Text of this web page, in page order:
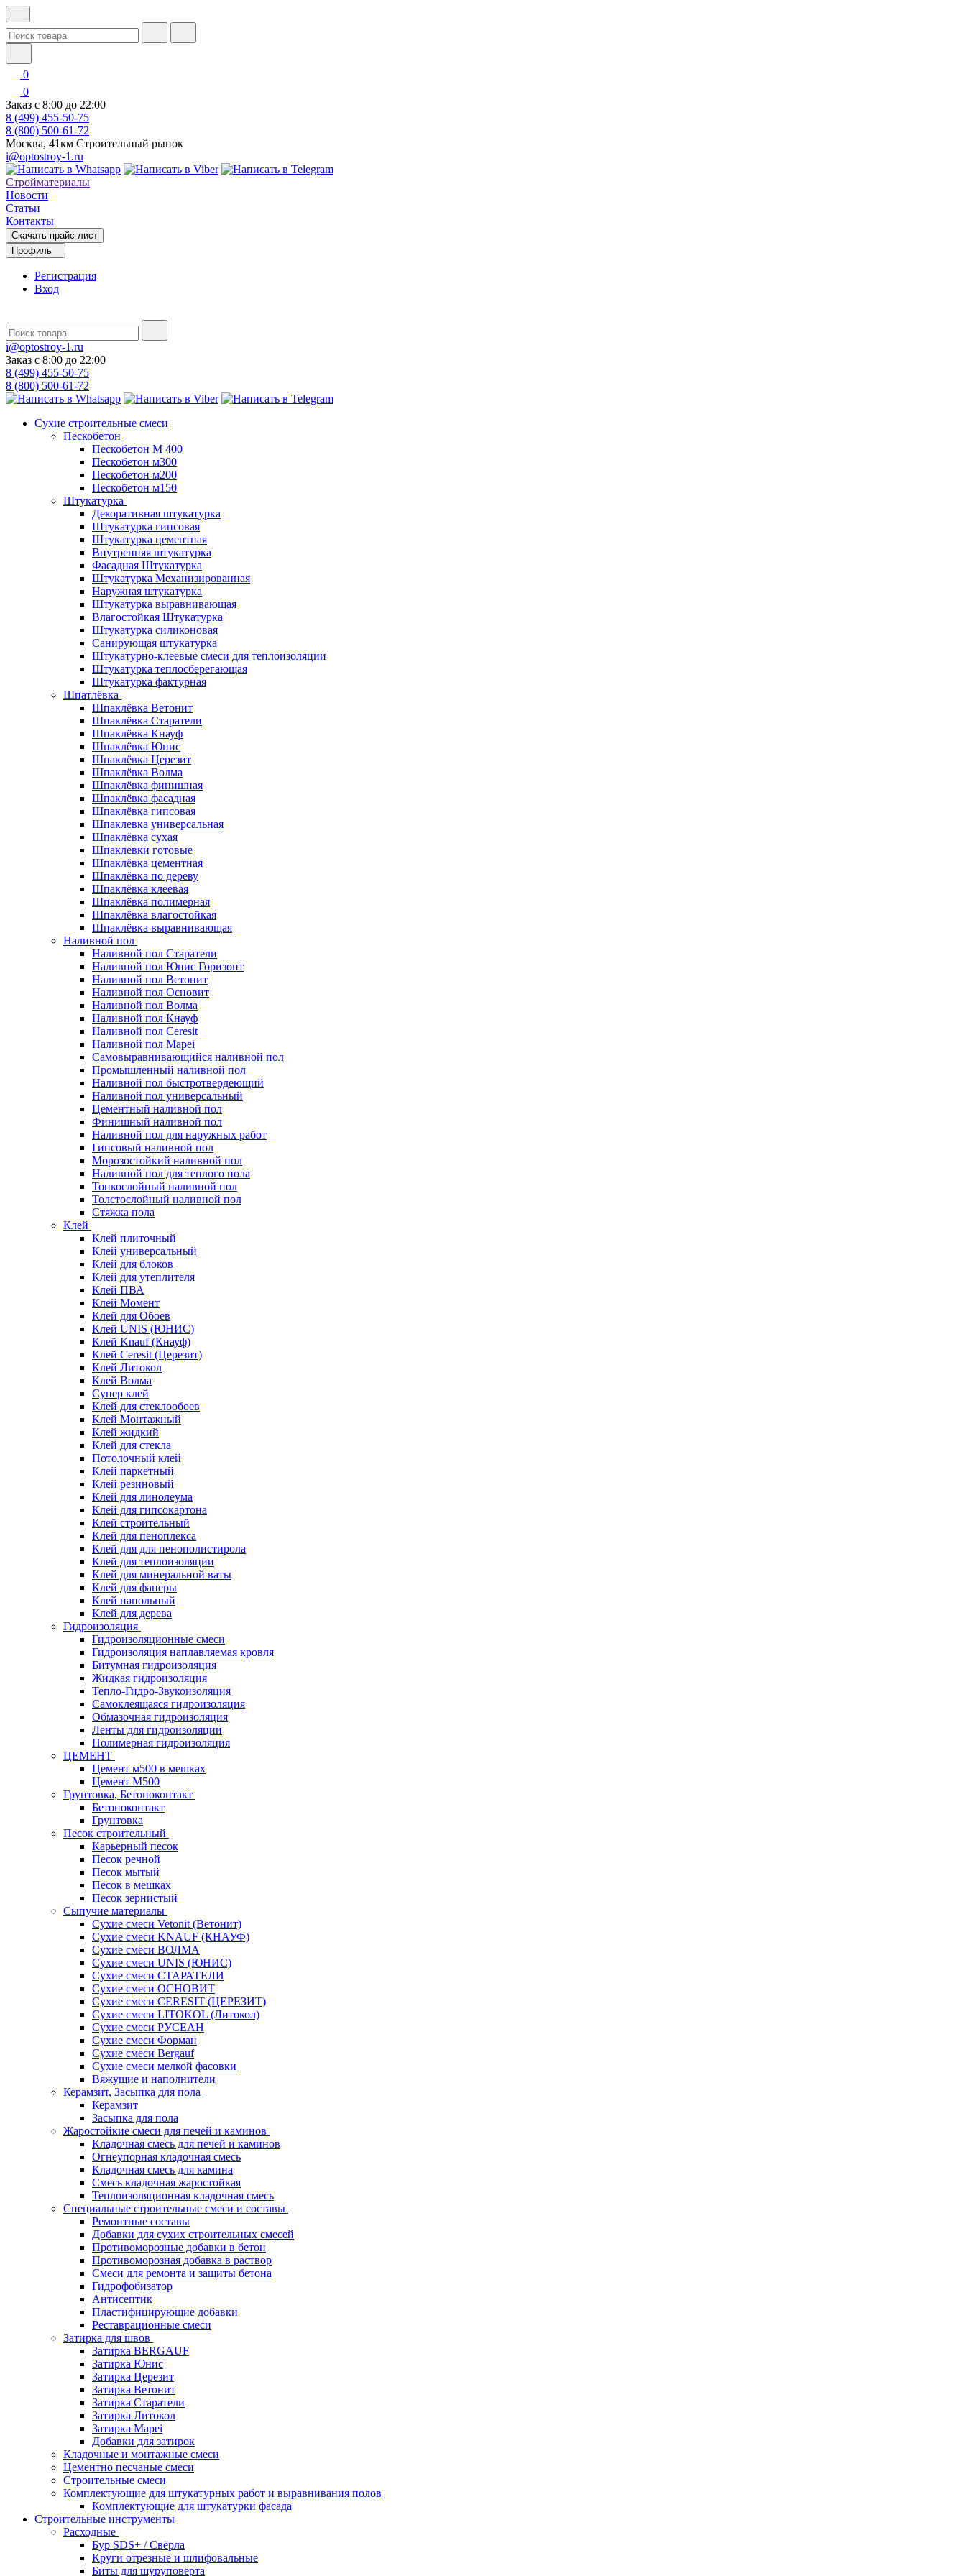
0
0
Заказ с 8:00 до 22:00
8 (499) 455-50-75
8 (800) 500-61-72
Москва, 41км Строительный рынок
i@optostroy-1.ru
Стройматериалы
Новости
Статьи
Контакты
Скачать прайс лист
Профиль
Регистрация
Вход
i@optostroy-1.ru
Заказ с 8:00 до 22:00
8 (499) 455-50-75
8 (800) 500-61-72
Сухие строительные смеси
Пескобетон
Пескобетон М 400
Пескобетон м300
Пескобетон м200
Пескобетон м150
Штукатурка
Декоративная штукатурка
Штукатурка гипсовая
Штукатурка цементная
Внутренняя штукатурка
Фасадная Штукатурка
Штукатурка Механизированная
Наружная штукатурка
Штукатурка выравнивающая
Влагостойкая Штукатурка
Штукатурка силиконовая
Санирующая штукатурка
Штукатурно-клеевые смеси для теплоизоляции
Штукатурка теплосберегающая
Штукатурка фактурная
Шпатлёвка
Шпаклёвка Ветонит
Шпаклёвка Старатели
Шпаклёвка Кнауф
Шпаклёвка Юнис
Шпаклёвка Церезит
Шпаклёвка Волма
Шпаклёвка финишная
Шпаклёвка фасадная
Шпаклёвка гипсовая
Шпаклевка универсальная
Шпаклёвка сухая
Шпаклевки готовые
Шпаклёвка цементная
Шпаклёвка по дереву
Шпаклёвка клеевая
Шпаклёвка полимерная
Шпаклёвка влагостойкая
Шпаклёвка выравнивающая
Наливной пол
Наливной пол Старатели
Наливной пол Юнис Горизонт
Наливной пол Ветонит
Наливной пол Основит
Наливной пол Волма
Наливной пол Кнауф
Наливной пол Ceresit
Наливной пол Mapei
Самовыравнивающийся наливной пол
Промышленный наливной пол
Наливной пол быстротвердеющий
Наливной пол универсальный
Цементный наливной пол
Финишный наливной пол
Наливной пол для наружных работ
Гипсовый наливной пол
Морозостойкий наливной пол
Наливной пол для теплого пола
Тонкослойный наливной пол
Толстослойный наливной пол
Стяжка пола
Клей
Клей плиточный
Клей универсальный
Клей для блоков
Клей для утеплителя
Клей ПВА
Клей Момент
Клей для Обоев
Клей UNIS (ЮНИС)
Клей Knauf (Кнауф)
Клей Ceresit (Церезит)
Клей Литокол
Клей Волма
Супер клей
Клей для стеклообоев
Клей Монтажный
Клей жидкий
Клей для стекла
Потолочный клей
Клей паркетный
Клей резиновый
Клей для линолеума
Клей для гипсокартона
Клей строительный
Клей для пеноплекса
Клей для для пенополистирола
Клей для теплоизоляции
Клей для минеральной ваты
Клей для фанеры
Клей напольный
Клей для дерева
Гидроизоляция
Гидроизоляционные смеси
Гидроизоляция наплавляемая кровля
Битумная гидроизоляция
Жидкая гидроизоляция
Тепло-Гидро-Звукоизоляция
Самоклеящаяся гидроизоляция
Обмазочная гидроизоляция
Ленты для гидроизоляции
Полимерная гидроизоляция
ЦЕМЕНТ
Цемент м500 в мешках
Цемент М500
Грунтовка, Бетоноконтакт
Бетоноконтакт
Грунтовка
Песок строительный
Карьерный песок
Песок речной
Песок мытый
Песок в мешках
Песок зернистый
Сыпучие материалы
Сухие смеси Vetonit (Ветонит)
Сухие смеси KNAUF (КНАУФ)
Сухие смеси ВОЛМА
Сухие смеси UNIS (ЮНИС)
Сухие смеси СТАРАТЕЛИ
Сухие смеси ОСНОВИТ
Сухие смеси СERESIT (ЦЕРЕЗИТ)
Сухие смеси LITOKOL (Литокол)
Сухие смеси РУСЕАН
Сухие смеси Форман
Сухие смеси Bergauf
Сухие смеси мелкой фасовки
Вяжущие и наполнители
Керамзит, Засыпка для пола
Керамзит
Засыпка для пола
Жаростойкие смеси для печей и каминов
Кладочная смесь для печей и каминов
Огнеупорная кладочная смесь
Кладочная смесь для камина
Смесь кладочная жаростойкая
Теплоизоляционная кладочная смесь
Специальные строительные смеси и составы
Ремонтные составы
Добавки для сухих строительных смесей
Противоморозные добавки в бетон
Противоморозная добавка в раствор
Смеси для ремонта и защиты бетона
Гидрофобизатор
Антисептик
Пластифицирующие добавки
Реставрационные смеси
Затирка для швов
Затирка BERGAUF
Затирка Юнис
Затирка Церезит
Затирка Ветонит
Затирка Старатели
Затирка Литокол
Затирка Mapei
Добавки для затирок
Кладочные и монтажные смеси
Цементно песчаные смеси
Строительные смеси
Комплектующие для штукатурных работ и выравнивания полов
Комплектующие для штукатурки фасада
Строительные инструменты
Расходные
Бур SDS+ / Свёрла
Круги отрезные и шлифовальные
Биты для шуруповерта